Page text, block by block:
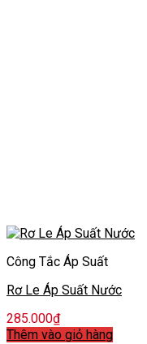
Công Tắc Áp Suất
Rơ Le Áp Suất Nước
285.000₫
Thêm vào giỏ hàng